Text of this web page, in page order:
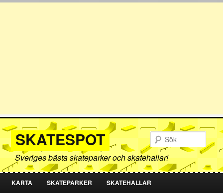
SKATESPOT
Sveriges bästa skateparker och skatehallar!
HOPPA
HOPPA
KARTA SKATEPARKER SKATEHALLAR